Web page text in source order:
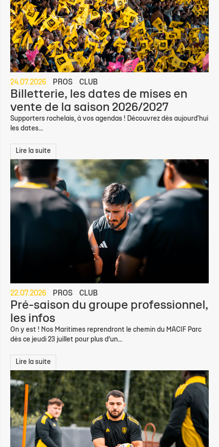
24.07.2026 PROS CLUB
Billetterie, les dates de mises en
vente de la saison 2026/2027
Supporters rochelais, à vos agendas ! Découvrez dès aujourd'hui
les dates...
Lire la suite
22.07.2026 PROS CLUB
Pré-saison du groupe professionnel,
les infos
On y est ! Nos Maritimes reprendront le chemin du MACIF Parc
dès ce jeudi 23 juillet pour plus d’un...
Lire la suite